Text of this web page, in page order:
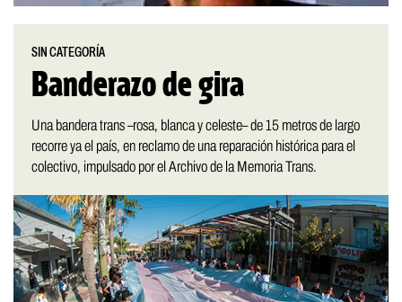
SIN CATEGORÍA
Banderazo de gira
Una bandera trans –rosa, blanca y celeste– de 15 metros de largo
recorre ya el país, en reclamo de una reparación histórica para el
colectivo, impulsado por el Archivo de la Memoria Trans.